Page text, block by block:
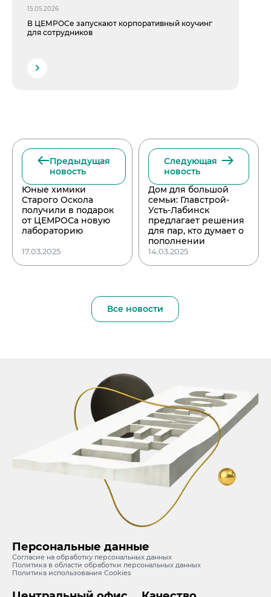
15.05.2026
В ЦЕМРОСе запускают корпоративный коучинг
для сотрудников
Предыдущая
новость
Юные химики
Старого Оскола
получили в подарок
от ЦЕМРОСа новую
лабораторию
17.03.2025
Следующая
новость
Дом для большой
семьи: Главстрой-
Усть-Лабинск
предлагает решения
для пар, кто думает о
пополнении
14.03.2025
Все новости
Персональные данные
Согласие на обработку персональных данных
Политика в области обработки персональных данных
Политика использования Cookies